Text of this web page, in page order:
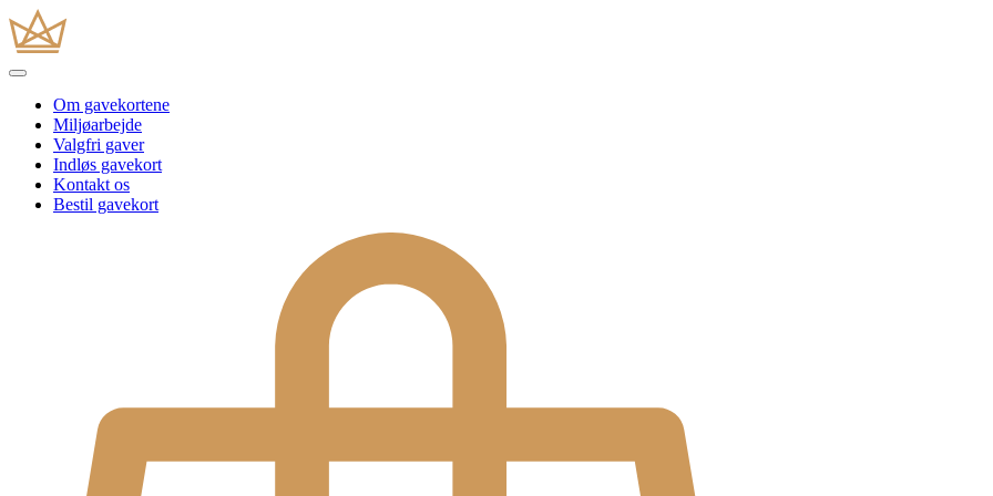
Om gavekortene
Miljøarbejde
Valgfri gaver
Indløs gavekort
Kontakt os
Bestil gavekort